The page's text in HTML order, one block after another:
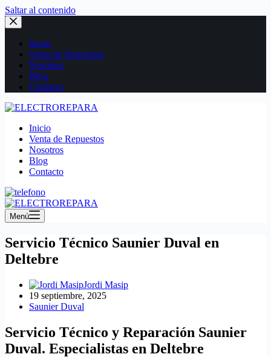
Saltar al contenido
Inicio
Venta de Repuestos
Nosotros
Blog
Contacto
Inicio
Venta de Repuestos
Nosotros
Blog
Contacto
Menú
Servicio Técnico Saunier Duval en
Deltebre
Jordi Masip
19 septiembre, 2025
Saunier Duval
Servicio Técnico y Reparación Saunier
Duval. Especialistas en Deltebre